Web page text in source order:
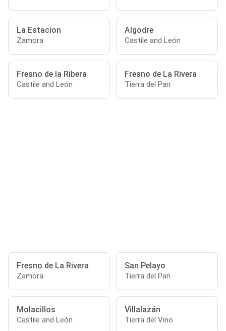
La Estacion
Zamora
Algodre
Castile and León
Fresno de la Ribera
Castile and León
Fresno de La Rivera
Tierra del Pan
Fresno de La Rivera
Zamora
San Pelayo
Tierra del Pan
Molacillos
Castile and León
Villalazán
Tierra del Vino